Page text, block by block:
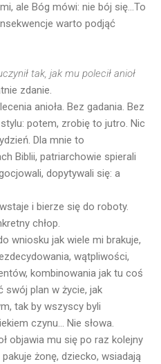
ale Bóg mówi: nie bój się...To
warto podjąć
tak, jak mu polecił anioł
zdanie.
anioła. Bez gadania. Bez
potem, zrobię to jutro. Nic
Dla mnie to
Biblii, patriarchowie spierali
dopytywali się: a
i bierze się do roboty.
chłop.
wniosku jak wiele mi brakuje,
wątpliwości,
kombinowania jak tu coś
swój plan w życie, jak
tak by wszyscy byli
czynu... Nie słowa.
objawia mu się po raz kolejny
żonę, dziecko, wsiadają